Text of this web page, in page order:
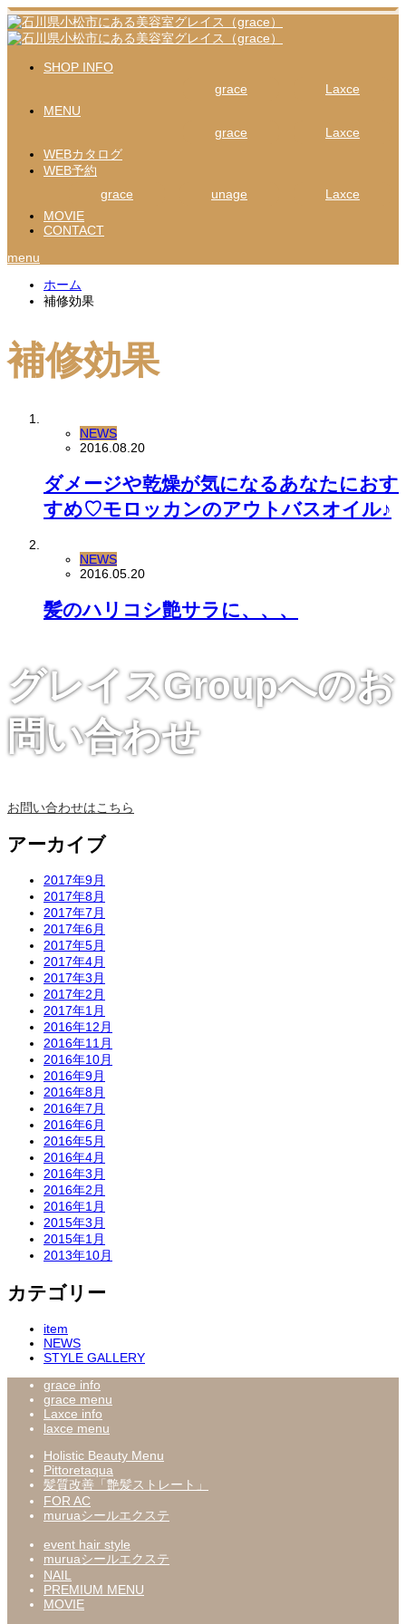
SHOP INFO
grace
Laxce
MENU
grace
Laxce
WEBカタログ
WEB予約
grace
unage
Laxce
MOVIE
CONTACT
menu
ホーム
補修効果
補修効果
NEWS
2016.08.20
ダメージや乾燥が気になるあなたにおす
すめ♡モロッカンのアウトバスオイル♪
NEWS
2016.05.20
髪のハリコシ艶サラに、、、
グレイスGroupへのお
問い合わせ
お問い合わせはこちら
アーカイブ
2017年9月
2017年8月
2017年7月
2017年6月
2017年5月
2017年4月
2017年3月
2017年2月
2017年1月
2016年12月
2016年11月
2016年10月
2016年9月
2016年8月
2016年7月
2016年6月
2016年5月
2016年4月
2016年3月
2016年2月
2016年1月
2015年3月
2015年1月
2013年10月
カテゴリー
item
NEWS
STYLE GALLERY
grace info
grace menu
Laxce info
laxce menu
Holistic Beauty Menu
Pittoretaqua
髪質改善「艶髪ストレート」
FOR AC
muruaシールエクステ
event hair style
muruaシールエクステ
NAIL
PREMIUM MENU
MOVIE